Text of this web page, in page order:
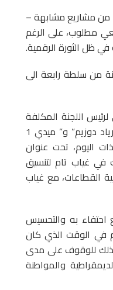
من مشاريع مشابهة –
مطلوب، على الرغم
ظل الثورة الرقمية.
من سلطة رابعة الى
الملكي لرئيس اللجنة المكلفة
بإعداده، فالملاحظ أن مشروع الهولدينغ الإعلامي الجديد الهادف إلى الجمع بين شركة “صورياد دوزيم” و” ميدي 1
اليوم، تحت عنوان
في غياب تام لتنسيق
القطاعات، مع غياب
احتفاء به والتحسيس
في الوقت الذي كان
للوقوف على مدى
والمواطنة